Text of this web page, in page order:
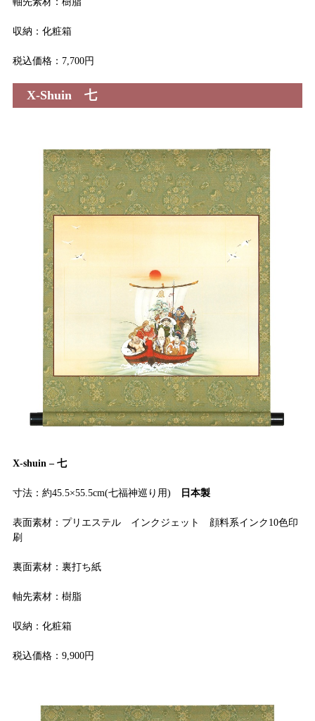
収納：化粧箱
税込価格：7,700円
X-Shuin 七
X-shuin – 七
寸法：約45.5×55.5cm(七福神巡り用) 日本製
表面素材：プリエステル インクジェット 顔料系インク10色印
刷
裏面素材：裏打ち紙
軸先素材：樹脂
収納：化粧箱
税込価格：9,900円